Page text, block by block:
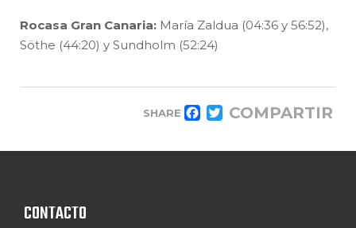
Rocasa Gran Canaria: María Zaldua (04:36 y 56:52),
Söthe (44:20) y Sundholm (52:24)
SHARE FACEBOOK
TWITTER
COMPARTIR
CONTACTO